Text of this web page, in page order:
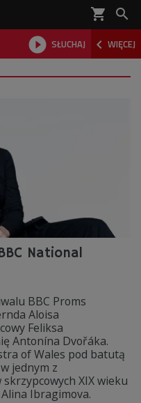
shopping_cart 
 SŁUCHAJ  WIĘCEJ

National
BBC Proms
Aloisa
Feliksa
Antonína Dvořáka.
of Wales pod batutą
jednym z
XIX wieku
Ibragimova.